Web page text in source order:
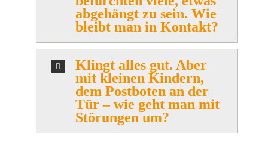
abgehängt zu sein. Wie
bleibt man in Kontakt?
Klingt alles gut. Aber
mit kleinen Kindern,
dem Postboten an der
Tür – wie geht man mit
Störungen um?